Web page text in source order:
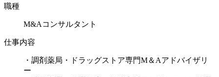
職種
M&Aコンサルタント
仕事内容
・調剤薬局・ドラッグストア専門M＆Aアドバイザリ
ー